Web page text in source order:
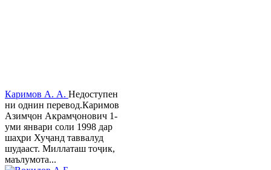
Каримов А. А. Недоступен
ни однин перевод.Каримов
Азимҷон Акрамҷонович 1-
уми январи соли 1998 дар
шаҳри Хуҷанд таввалуд
шудааст. Миллаташ тоҷик,
маълумота...